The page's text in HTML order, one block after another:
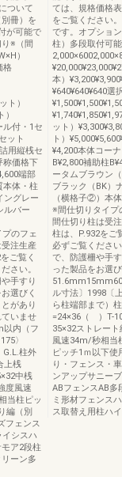
ついて
冊）を
が可能で
※（間
）
格
ト）
ル付・1セ
ット
用縦桟セ
称価格下
端部
本体・柱
ングレー
ルバー
のフェ
注生産
ご覧く
さい。
手すり
選びく
があり
いませ
内（フ
〉
G.L.柱外
上桟
中桟
度風速
当柱ピッ
編（別
フェンス
シスハ
ア2段柱
ーン多
ては、規格価格
をご覧ください
です。オプショ
柱）多段取付可
本）
¥640¥640¥640選
ット）
ト）
¥4,200本体コー
B¥2,800補助柱
ータムブラウン
ブラック（BK）
（横格子②）本
※間仕切りタイ
間仕切り柱は受
柱は、P.932をご
必ずご覧くださ
で、防護柵や手
った製品をお選
ル寸法〕1998〔
ら柱端部まで）
=24×36（ ）T-
35×32ストレー
風速34m/秒相当
ピッチ1ｍ以下使
り・フェンス・
ンアップサニー
ABフェンスAB多
ミ形材フェンス
ス取替え用柱ハ